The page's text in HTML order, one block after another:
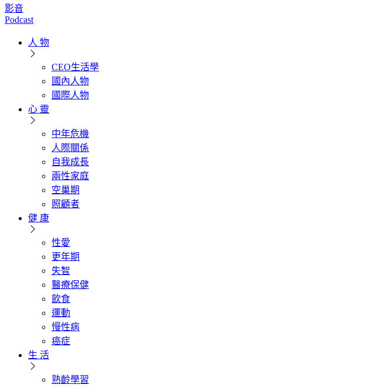
影音
Podcast
人 物
CEO生活學
國內人物
國際人物
心 靈
中年危機
人際關係
自我成長
兩性家庭
空巢期
照顧者
健 康
性愛
更年期
失智
醫療保健
飲食
運動
慢性病
癌症
生 活
熟齡學習